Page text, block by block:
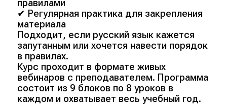
правилами
✔ Регулярная практика для закрепления
материала
Подходит, если русский язык кажется
запутанным или хочется навести порядок
в правилах.
Курс проходит в формате живых
вебинаров с преподавателем. Программа
состоит из 9 блоков по 8 уроков в
каждом и охватывает весь учебный год.